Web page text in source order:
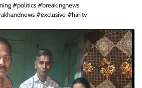
#politics #breakingnews
#exclusive #haritv